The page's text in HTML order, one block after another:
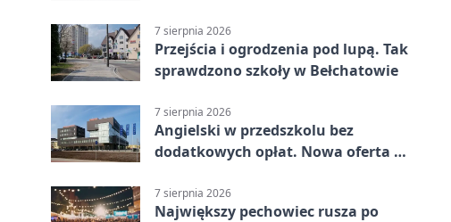
7 sierpnia 2026
Przejścia i ogrodzenia pod lupą. Tak
sprawdzono szkoły w Bełchatowie
7 sierpnia 2026
Angielski w przedszkolu bez
dodatkowych opłat. Nowa oferta w
7 sierpnia 2026
Największy pechowiec rusza po